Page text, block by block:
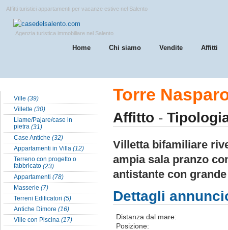
Affitti turistici appartamenti per vacanze estive nel Salento
Agenzia turistica immobiliare nel Salento
Home Chi siamo Vendite Affitti
Ville (39)
Villette (30)
Liame/Pajare/case in
pietra (31)
Case Antiche (32)
Appartamenti in Villa (12)
Terreno con progetto o
fabbricato (23)
Appartamenti (78)
Masserie (7)
Terreni Edificatori (5)
Antiche Dimore (16)
Ville con Piscina (17)
Torre
Affitto -
Villetta bifamiliare
ampia sala pranzo
antistante con
Dettagli
Distanza dal mare:
Posizione: